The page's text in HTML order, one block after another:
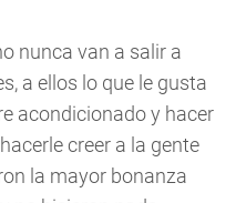
nunca van a salir a
a ellos lo que le gusta
acondicionado y hacer
creer a la gente
la mayor bonanza